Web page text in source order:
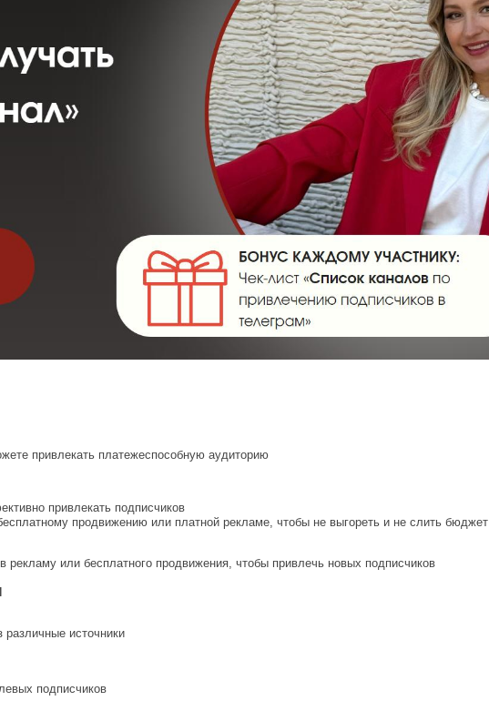
привлекать платежеспособную аудиторию
привлекать подписчиков
продвижению или платной рекламе, чтобы не выгореть и не слить бюджет
рекламу или бесплатного продвижения, чтобы привлечь новых подписчиков
источники
подписчиков